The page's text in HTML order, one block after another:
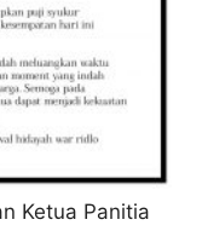
Ketua Panitia